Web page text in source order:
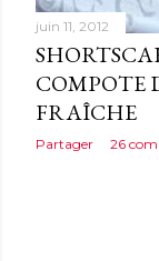
juin 11, 2012
COMPOTE
FRAÎCHE
Partager 26